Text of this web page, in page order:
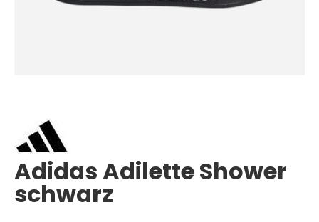
Bildgalerie
springen
Adidas Adilette Shower
schwarz